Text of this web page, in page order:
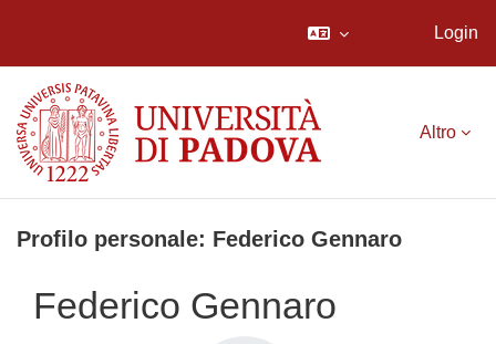
Login
Altro
Profilo personale: Federico Gennaro
Federico Gennaro